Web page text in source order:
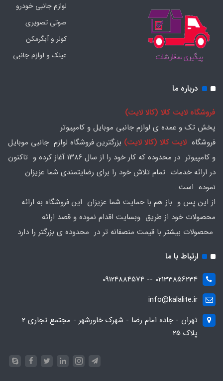
لوازم جانبی خودرو
صوتی تصویری
کولر و آبگرمکن
عینک و لوازم جانبی
درباره ما
فروشگاه لایت کالا (کالا لایت)
پخش تک و عمده ی لوازم جانبی موبایل و کامپیوتر
فروشگاه لایت کالا (کالا لایت) بزرگترین فروشگاه لوازم جانبی موبایل
و کامپیوتر در محدوده که کار خود را از سال ۱۳۸۶ آغاز کرده و تاکنون
در ارائه خدمات تمام تلاش خود را برای رضایتمندی شما عزیزان
نموده است .
از این پس و باز هم با حمایت شما عزیزان این فروشگاه به ارائه
محصولات خود از طریق وبسایت اقدام نموده و قصد ارائه
محصولات بیشتر با قیمت منصفانه تر در محدوده ی بزرگتر را دارد
ارتباط با ما
02133856234 -- 09124884574
info@kalalite.ir
تهران - جاده امام رضا - شهرک خاورشهر - مجتمع تجاری 2
پلاک 25